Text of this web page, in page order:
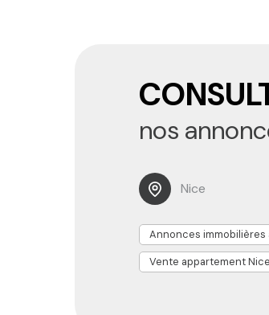
nos
Nice
Annonces immobilières
Vente appartement Nice